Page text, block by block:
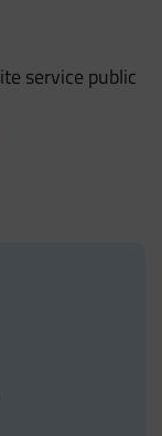
service public